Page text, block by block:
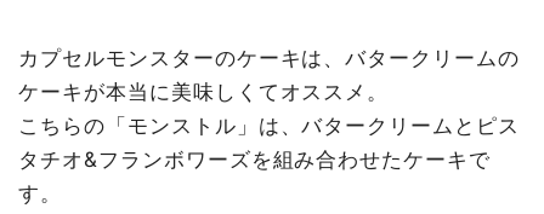
カプセルモンスターのケーキは、バタークリームの
ケーキが本当に美味しくてオススメ。
こちらの「モンストル」は、バタークリームとピス
タチオ&フランボワーズを組み合わせたケーキで
す。